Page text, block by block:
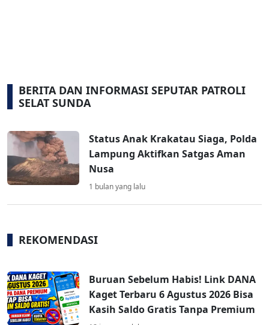
BERITA DAN INFORMASI SEPUTAR PATROLI
SELAT SUNDA
Status Anak Krakatau Siaga, Polda
Lampung Aktifkan Satgas Aman
Nusa
1 bulan yang lalu
REKOMENDASI
Buruan Sebelum Habis! Link DANA
Kaget Terbaru 6 Agustus 2026 Bisa
Kasih Saldo Gratis Tanpa Premium